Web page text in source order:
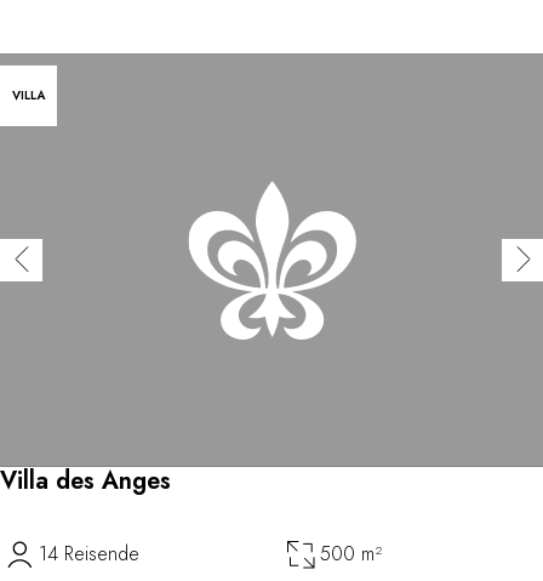
VILLA
Villa des Anges
14 Reisende 500 m²